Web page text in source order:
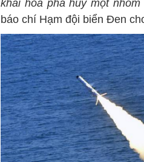
khai hỏa phá hủy một
báo chí Hạm đội biển Đen